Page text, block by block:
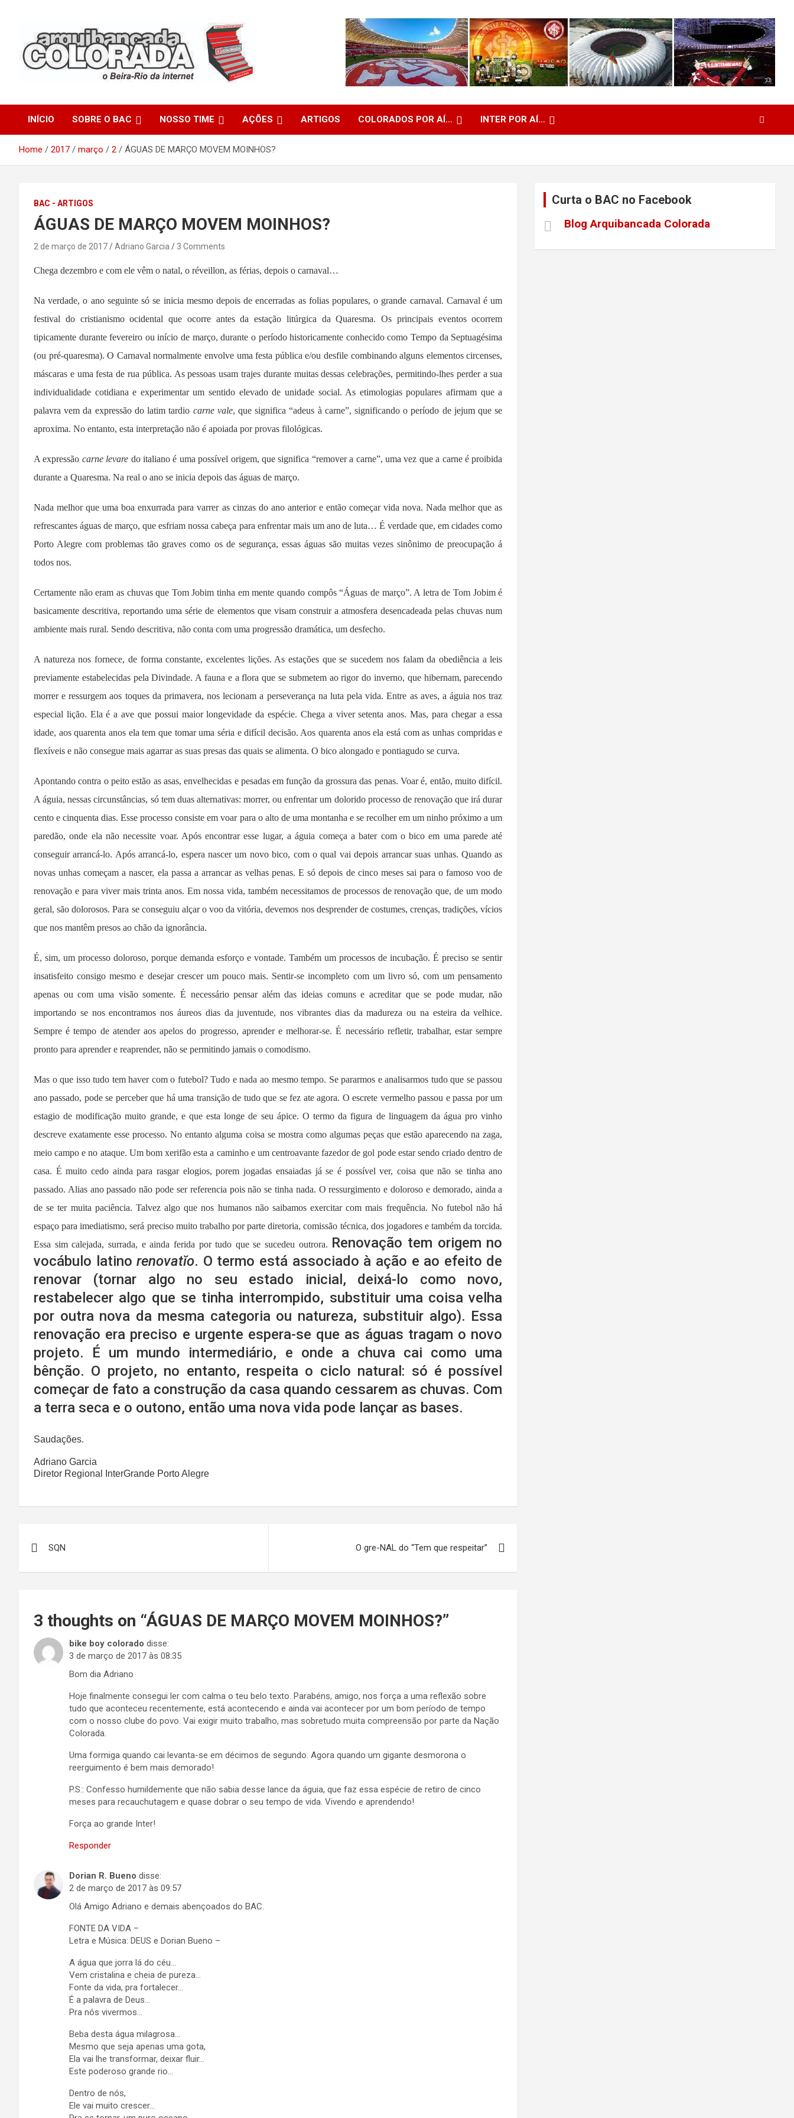
Arquibancada Colorada
INÍCIO SOBRE O BAC NOSSO TIME AÇÕES ARTIGOS COLORADOS POR AÍ… INTER POR AÍ…
Home 2017 março 2 ÁGUAS DE MARÇO MOVEM MOINHOS?
BAC - ARTIGOS
ÁGUAS DE MARÇO MOVEM MOINHOS?
2 de março de 2017 Adriano Garcia 3 Comments
Chega dezembro e com ele vêm o natal, o réveillon, as férias, depois o carnaval…
Na verdade, o ano seguinte só se inicia mesmo depois de encerradas as folias populares, o grande carnaval. Carnaval é um
festival do cristianismo ocidental que ocorre antes da estação litúrgica da Quaresma. Os principais eventos ocorrem
tipicamente durante fevereiro ou início de março, durante o período historicamente conhecido como Tempo da Septuagésima
(ou pré-quaresma). O Carnaval normalmente envolve uma festa pública e/ou desfile combinando alguns elementos circenses,
máscaras e uma festa de rua pública. As pessoas usam trajes durante muitas dessas celebrações, permitindo-lhes perder a sua
individualidade cotidiana e experimentar um sentido elevado de unidade social. As etimologias populares afirmam que a
palavra vem da expressão do latim tardio carne vale, que significa “adeus à carne”, significando o período de jejum que se
aproxima. No entanto, esta interpretação não é apoiada por provas filológicas.
A expressão carne levare do italiano é uma possível origem, que significa “remover a carne”, uma vez que a carne é proibida
durante a Quaresma. Na real o ano se inicia depois das águas de março.
Nada melhor que uma boa enxurrada para varrer as cinzas do ano anterior e então começar vida nova. Nada melhor que as
refrescantes águas de março, que esfriam nossa cabeça para enfrentar mais um ano de luta… É verdade que, em cidades como
Porto Alegre com problemas tão graves como os de segurança, essas águas são muitas vezes sinônimo de preocupação á
todos nos.
Certamente não eram as chuvas que Tom Jobim tinha em mente quando compôs “Águas de março”. A letra de Tom Jobim é
basicamente descritiva, reportando uma série de elementos que visam construir a atmosfera desencadeada pelas chuvas num
ambiente mais rural. Sendo descritiva, não conta com uma progressão dramática, um desfecho.
A natureza nos fornece, de forma constante, excelentes lições. As estações que se sucedem nos falam da obediência a leis
previamente estabelecidas pela Divindade. A fauna e a flora que se submetem ao rigor do inverno, que hibernam, parecendo
morrer e ressurgem aos toques da primavera, nos lecionam a perseverança na luta pela vida. Entre as aves, a águia nos traz
especial lição. Ela é a ave que possui maior longevidade da espécie. Chega a viver setenta anos. Mas, para chegar a essa
idade, aos quarenta anos ela tem que tomar uma séria e difícil decisão. Aos quarenta anos ela está com as unhas compridas e
flexíveis e não consegue mais agarrar as suas presas das quais se alimenta. O bico alongado e pontiagudo se curva.
Apontando contra o peito estão as asas, envelhecidas e pesadas em função da grossura das penas. Voar é, então, muito difícil.
A águia, nessas circunstâncias, só tem duas alternativas: morrer, ou enfrentar um dolorido processo de renovação que irá durar
cento e cinquenta dias. Esse processo consiste em voar para o alto de uma montanha e se recolher em um ninho próximo a um
paredão, onde ela não necessite voar. Após encontrar esse lugar, a águia começa a bater com o bico em uma parede até
conseguir arrancá-lo. Após arrancá-lo, espera nascer um novo bico, com o qual vai depois arrancar suas unhas. Quando as
novas unhas começam a nascer, ela passa a arrancar as velhas penas. E só depois de cinco meses sai para o famoso voo de
renovação e para viver mais trinta anos. Em nossa vida, também necessitamos de processos de renovação que, de um modo
geral, são dolorosos. Para se conseguiu alçar o voo da vitória, devemos nos desprender de costumes, crenças, tradições, vícios
que nos mantêm presos ao chão da ignorância.
É, sim, um processo doloroso, porque demanda esforço e vontade. Também um processos de incubação. É preciso se sentir
insatisfeito consigo mesmo e desejar crescer um pouco mais. Sentir-se incompleto com um livro só, com um pensamento
apenas ou com uma visão somente. É necessário pensar além das ideias comuns e acreditar que se pode mudar, não
importando se nos encontramos nos áureos dias da juventude, nos vibrantes dias da madureza ou na esteira da velhice.
Sempre é tempo de atender aos apelos do progresso, aprender e melhorar-se. É necessário refletir, trabalhar, estar sempre
pronto para aprender e reaprender, não se permitindo jamais o comodismo.
Mas o que isso tudo tem haver com o futebol? Tudo e nada ao mesmo tempo. Se pararmos e analisarmos tudo que se passou
ano passado, pode se perceber que há uma transição de tudo que se fez ate agora. O escrete vermelho passou e passa por um
estagio de modificação muito grande, e que esta longe de seu ápice. O termo da figura de linguagem da água pro vinho
descreve exatamente esse processo. No entanto alguma coisa se mostra como algumas peças que estão aparecendo na zaga,
meio campo e no ataque. Um bom xerifão esta a caminho e um centroavante fazedor de gol pode estar sendo criado dentro de
casa. É muito cedo ainda para rasgar elogios, porem jogadas ensaiadas já se é possível ver, coisa que não se tinha ano
passado. Alias ano passado não pode ser referencia pois não se tinha nada. O ressurgimento e doloroso e demorado, ainda a
de se ter muita paciência. Talvez algo que nos humanos não saibamos exercitar com mais frequência. No futebol não há
espaço para imediatismo, será preciso muito trabalho por parte diretoria, comissão técnica, dos jogadores e também da torcida.
Essa sim calejada, surrada, e ainda ferida por tudo que se sucedeu outrora. Renovação tem origem no
vocábulo latinorenovatĭo. O termo está associado à ação e ao efeito de
renovar (tornar algo no seu estado inicial, deixá-lo como novo,
restabelecer algo que se tinha interrompido, substituir uma coisa velha
por outra nova da mesma categoria ou natureza, substituir algo). Essa
renovação era preciso e urgente espera-se que as águas tragam o novo
projeto. É um mundo intermediário, e onde a chuva cai como uma
bênção. O projeto, no entanto, respeita o ciclo natural: só é possível
começar de fato a construção da casa quando cessarem as chuvas. Com
a terra seca e o outono, então uma nova vida pode lançar as bases.
Saudações.
Adriano Garcia
Diretor Regional InterGrande Porto Alegre
de
SQN O gre-NAL do “Tem que respeitar”
3 thoughts on “ÁGUAS DE MARÇO MOVEM MOINHOS?”
bike boy colorado disse:
3 de março de 2017 às 08:35
Bom dia Adriano
Hoje finalmente consegui ler com calma o teu belo texto. Parabéns, amigo, nos força a uma reflexão sobre
tudo que aconteceu recentemente, está acontecendo e ainda vai acontecer por um bom período de tempo
com o nosso clube do povo. Vai exigir muito trabalho, mas sobretudo muita compreensão por parte da Nação
Colorada.
Uma formiga quando cai levanta-se em décimos de segundo. Agora quando um gigante desmorona o
reerguimento é bem mais demorado!
P.S.: Confesso humildemente que não sabia desse lance da águia, que faz essa espécie de retiro de cinco
meses para recauchutagem e quase dobrar o seu tempo de vida. Vivendo e aprendendo!
Força ao grande Inter!
Responder
Dorian R. Bueno disse:
2 de março de 2017 às 09:57
Olá Amigo Adriano e demais abençoados do BAC.
FONTE DA VIDA –
Letra e Música: DEUS e Dorian Bueno –
A água que jorra lá do céu…
Vem cristalina e cheia de pureza…
Fonte da vida, pra fortalecer…
É a palavra de Deus…
Pra nós vivermos…
Beba desta água milagrosa…
Mesmo que seja apenas uma gota,
Ela vai lhe transformar, deixar fluir…
Este poderoso grande rio…
Dentro de nós,
Ele vai muito crescer…
Curta o BAC no Facebook
Blog Arquibancada Colorada